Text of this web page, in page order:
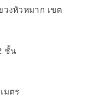
งหัวหมาก เขต
ชั้น
มตร